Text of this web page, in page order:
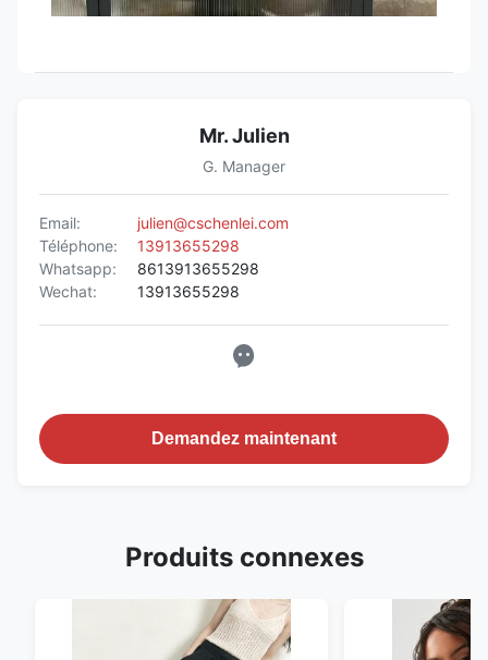
Mr. Julien
G. Manager
Email:
julien@cschenlei.com
Téléphone:
13913655298
Whatsapp:
8613913655298
Wechat:
13913655298
Demandez maintenant
Produits connexes